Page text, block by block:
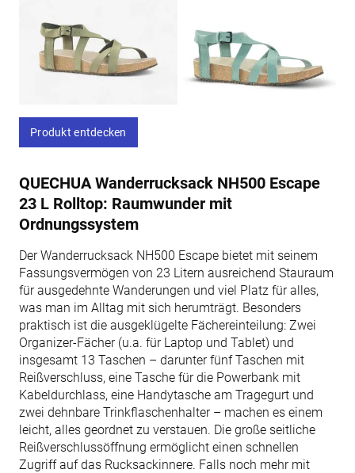
Produkt entdecken
QUECHUA Wanderrucksack NH500 Escape
23 L Rolltop: Raumwunder mit
Ordnungssystem
Der Wanderrucksack NH500 Escape bietet mit seinem
Fassungsvermögen von 23 Litern ausreichend Stauraum
für ausgedehnte Wanderungen und viel Platz für alles,
was man im Alltag mit sich herumträgt. Besonders
praktisch ist die ausgeklügelte Fächereinteilung: Zwei
Organizer-Fächer (u.a. für Laptop und Tablet) und
insgesamt 13 Taschen – darunter fünf Taschen mit
Reißverschluss, eine Tasche für die Powerbank mit
Kabeldurchlass, eine Handytasche am Tragegurt und
zwei dehnbare Trinkflaschenhalter – machen es einem
leicht, alles geordnet zu verstauen. Die große seitliche
Reißverschlussöffnung ermöglicht einen schnellen
Zugriff auf das Rucksackinnere. Falls noch mehr mit